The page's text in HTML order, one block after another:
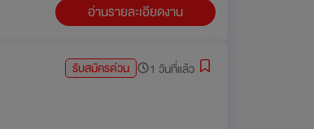
อ่านรายละเอียดงาน
รับสมัครด่วน 1 วันที่แล้ว